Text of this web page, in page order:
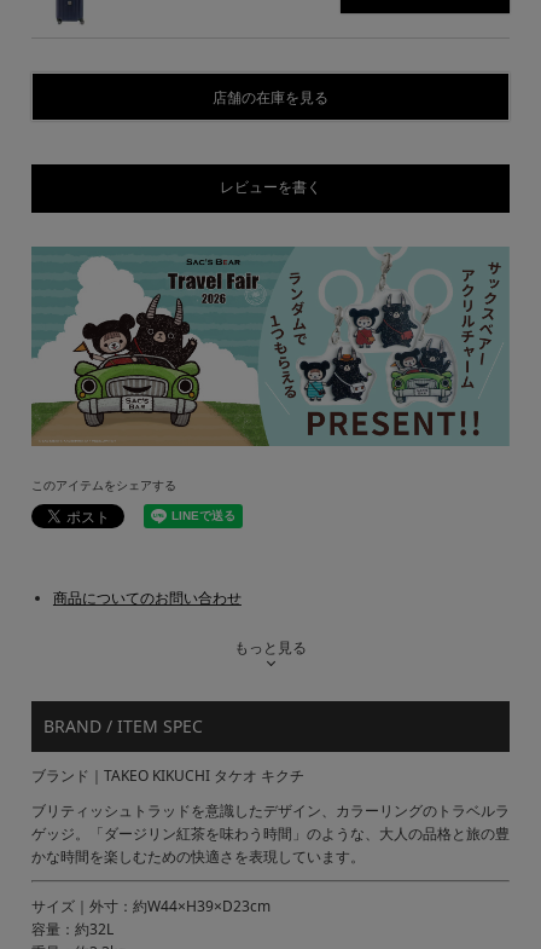
店舗の在庫を見る
レビューを書く
このアイテムをシェアする
商品についてのお問い合わせ
もっと見る
BRAND / ITEM SPEC
ブランド｜TAKEO KIKUCHI タケオ キクチ
ブリティッシュトラッドを意識したデザイン、カラーリングのトラベルラ
ゲッジ。「ダージリン紅茶を味わう時間」のような、大人の品格と旅の豊
かな時間を楽しむための快適さを表現しています。
サイズ｜外寸：約W44×H39×D23cm
容量：約32L